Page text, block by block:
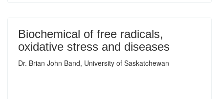
Biochemical of free radicals,
oxidative stress and diseases
Dr. Brian John Band, University of Saskatchewan